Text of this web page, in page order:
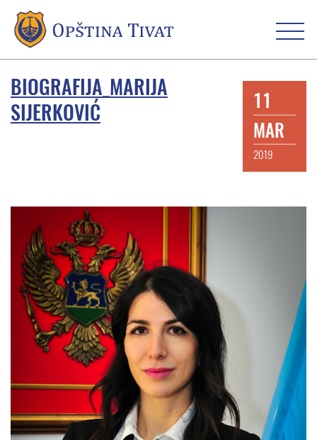
BIOGRAFIJA_MARIJA
SIJERKOVIĆ
11
MAR
2019